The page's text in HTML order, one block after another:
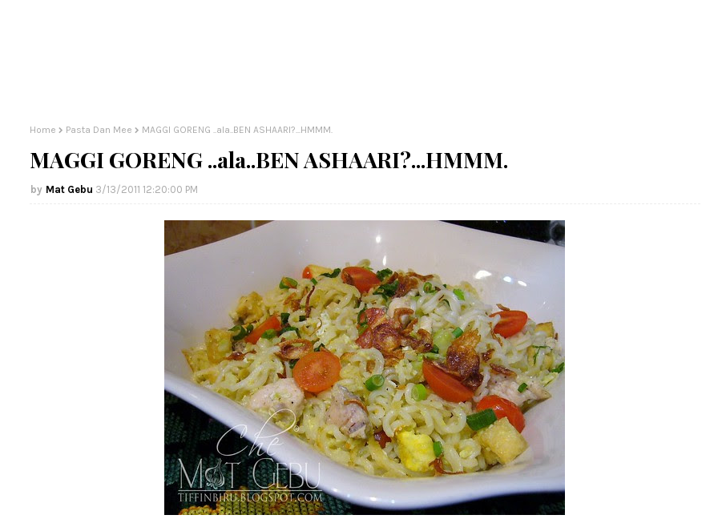
Home Pasta Dan Mee MAGGI GORENG ..ala..BEN ASHAARI?...HMMM.
MAGGI GORENG ..ala..BEN ASHAARI?...HMMM.
Mat Gebu 3/13/2011 12:20:00 PM